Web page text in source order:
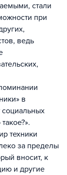
стали
при
ведь
в
техники
за пределы
вносит, к
и другие